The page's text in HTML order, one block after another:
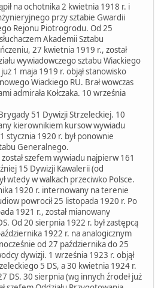
na ochotnika 2 kwietnia 1918 r. i
przy sztabie Gwardii
Rejonu Piotrogrodu. Od 25
Akademii Sztabu
27 kwietnia 1919 r., został
wywiadowczego sztabu Wiackiego
1 maja 1919 r. objął stanowisko
Wiackiego RU. Brał wowczas
admirała Kołczaka. 10 września
51 Dywizji Strzeleckiej. 10
kierownikiem kursow wywiadu
stycznia 1920 r. był ponownie
Generalnego.
szefem wywiadu najpierw 161
15 Dywizji Kawalerii (od
wtedy w walkach przeciwko Polsce.
1920 r. internowany na terenie
powrocił 25 listopada 1920 r. Po
1921 r., został mianowany
Od 20 sierpnia 1922 r. był zastępcą
1922 r. na analogicznym
od 27 października do 25
dywizji. 1 września 1923 r. objął
5 DS, a 30 kwietnia 1924 r.
DS. 30 sierpnia (wg innych źrodeł już